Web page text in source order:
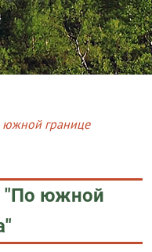
южной границе
"По южной